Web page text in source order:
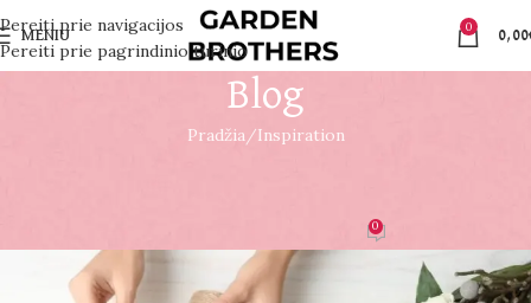
Pereiti prie navigacijos
Pereiti prie pagrindinio turinio
MENIU
0
0,00
Blog
Pradžia Inspiration
0